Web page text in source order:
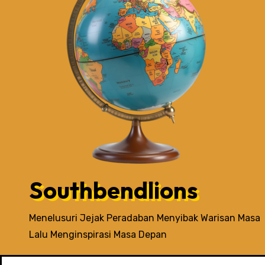
Southbendlions
Menelusuri Jejak Peradaban Menyibak Warisan Masa
Lalu Menginspirasi Masa Depan